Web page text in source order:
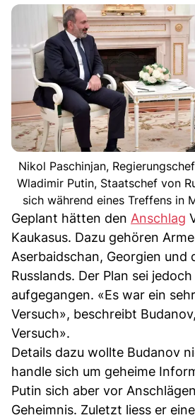
Nikol Paschinjan,
Wladimir Putin, Staatschef von
sich während eines Treffens in
Geplant hätten den Anschlag
Kaukasus. Dazu gehören
Aserbaidschan, Georgien und
Russlands. Der Plan sei
aufgegangen. «Es war ein
Versuch», beschreibt
Versuch».
Details dazu wollte Budanov
handle sich um geheime
Putin sich aber vor
Geheimnis. Zuletzt liess er